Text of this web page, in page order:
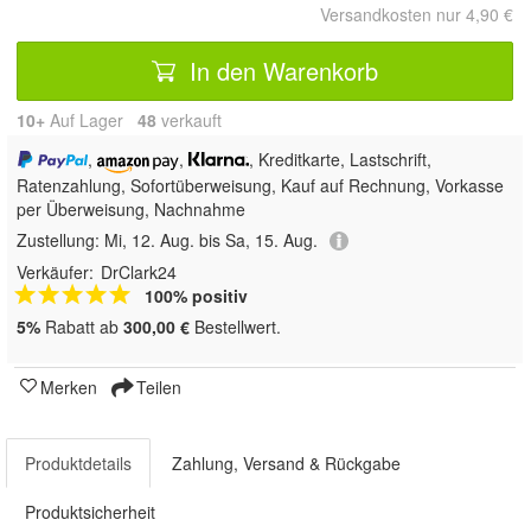
Versandkosten nur 4,90 €
In den Warenkorb
10+ Auf Lager 48 verkauft
,
,
, Kreditkarte, Lastschrift,
Ratenzahlung, Sofortüberweisung, Kauf auf Rechnung, Vorkasse
per Überweisung, Nachnahme
Zustellung: Mi, 12. Aug. bis Sa, 15. Aug.
Verkäufer: DrClark24
100% positiv
5% Rabatt ab 300,00 € Bestellwert.
Merken Teilen
Produktdetails Zahlung, Versand & Rückgabe
Produktsicherheit